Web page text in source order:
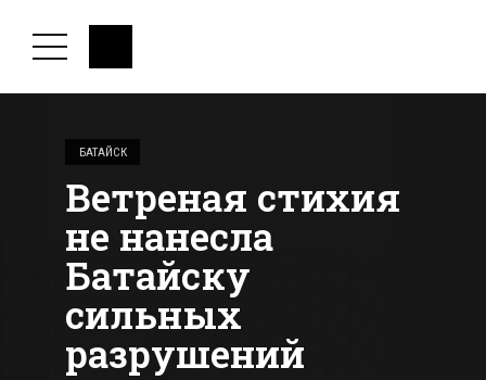
БАТАЙСК
Ветреная стихия
не нанесла
Батайску
сильных
разрушений